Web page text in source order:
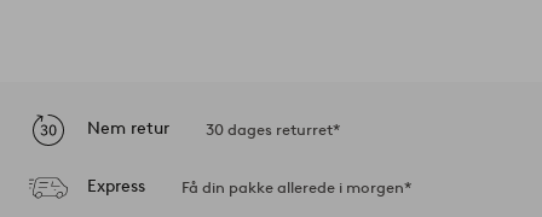
Nem retur 30 dages returret*
Express Få din pakke allerede i morgen*